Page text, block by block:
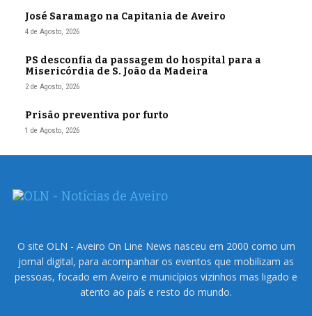
José Saramago na Capitania de Aveiro
4 de Agosto, 2026
PS desconfia da passagem do hospital para a
Misericórdia de S. João da Madeira
2 de Agosto, 2026
Prisão preventiva por furto
1 de Agosto, 2026
O site OLN - Aveiro On Line News nasceu em 2000 como um
jornal digital, para acompanhar os eventos que mobilizam as
pessoas, focado em Aveiro e municípios vizinhos mas ligado e
atento ao país e resto do mundo.